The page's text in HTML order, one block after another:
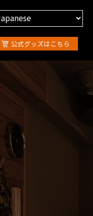
公式グッズはこちら